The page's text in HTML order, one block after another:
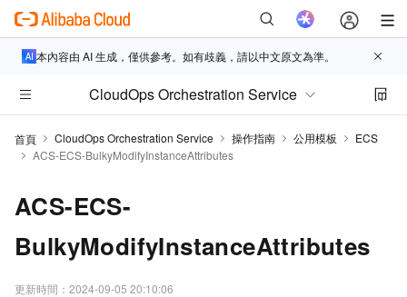
本內容由 AI 生成，僅供參考。如有歧義，請以中文原文為準。
CloudOps Orchestration Service
首頁 CloudOps Orchestration Service 操作指南 公用模板
ECS
ACS-ECS-BulkyModifyInstanceAttributes
ACS-ECS-
BulkyModifyInstanceAttributes
更新時間： 2024-09-05 20:10:06